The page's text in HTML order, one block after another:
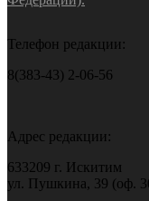
Телефон редакции:
8(383-43) 2-06-56
Адрес редакции:
633209 г. Искитим
ул. Пушкина, 39 (оф.